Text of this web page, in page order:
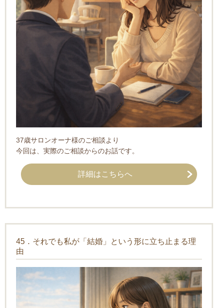
37歳サロンオーナ様のご相談より
今回は、実際のご相談からのお話です。
詳細はこちらへ
45．それでも私が「結婚」という形に立ち止まる理
由